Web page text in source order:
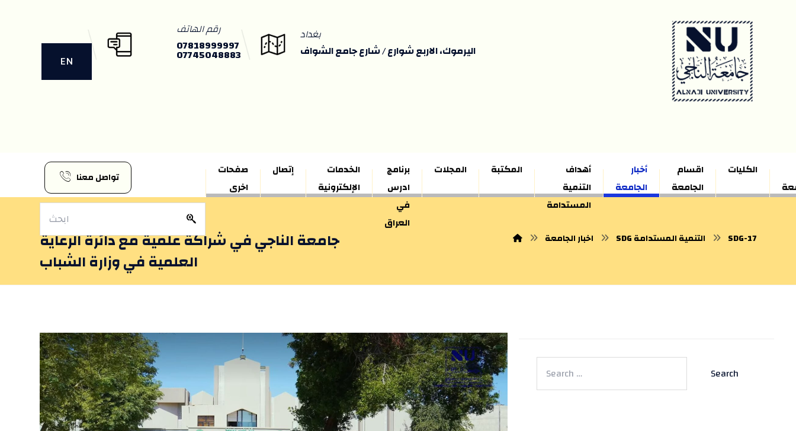
EN
بغداد
اليرموك، الاربع شوارع / شارع جامع الشواف
رقم الهاتف
07818999997
07745048883
تواصل معنا الكليات
اقسام
الجامعة
أخبار
الجامعة
أهداف
التنمية
المستدامة
المكتبة المجلات
برنامج
ادرس
في
العراق
الخدمات
الإلكترونية
إتصال
صفحات
اخرى
جامعة الناجي في شراكة علمية مع دائرة الرعاية
العلمية في وزارة الشباب
اخبار الجامعة SDG التنمية المستدامة SDG-17